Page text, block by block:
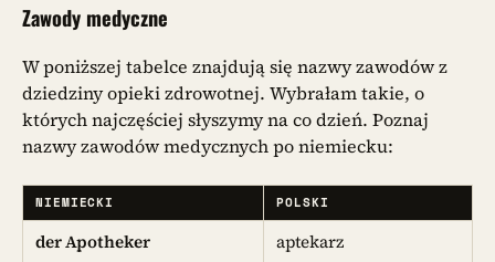
Zawody medyczne
W poniższej tabelce znajdują się nazwy zawodów z
dziedziny opieki zdrowotnej. Wybrałam takie, o
których najczęściej słyszymy na co dzień. Poznaj
nazwy zawodów medycznych po niemiecku:
NIEMIECKI POLSKI
der Apotheker
aptekarz